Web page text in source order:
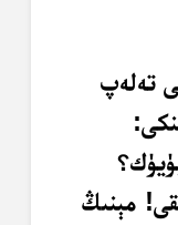
تەلەپ
مېنىڭ